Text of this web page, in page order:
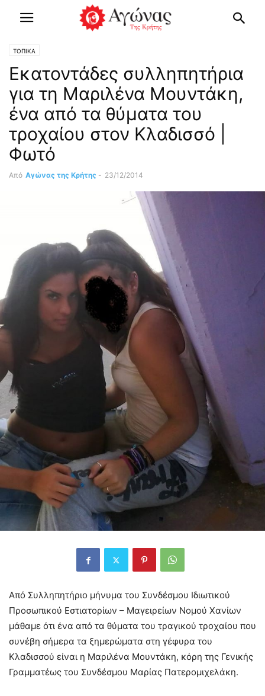
ΤΟΠΙΚΑ
Εκατοντάδες συλληπητήρια
για τη Μαριλένα Μουντάκη,
ένα από τα θύματα του
τροχαίου στον Κλαδισσό |
Φωτό
Από Αγώνας της Κρήτης - 23/12/2014
Από Συλληπητήριο μήνυμα του Συνδέσμου Ιδιωτικού
Προσωπικού Εστιατορίων – Μαγειρείων Νομού Χανίων
μάθαμε ότι ένα από τα θύματα του τραγικού τροχαίου που
συνέβη σήμερα τα ξημερώματα στη γέφυρα του
Κλαδισσού είναι η Μαριλένα Μουντάκη, κόρη της Γενικής
Γραμματέως του Συνδέσμου Μαρίας Πατερομιχελάκη.